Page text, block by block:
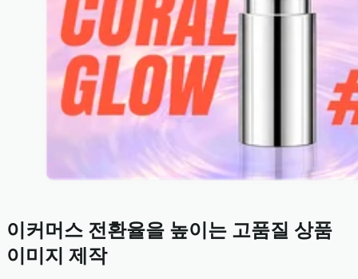
이커머스 전환율을 높이는 고품질 상품
이미지 제작